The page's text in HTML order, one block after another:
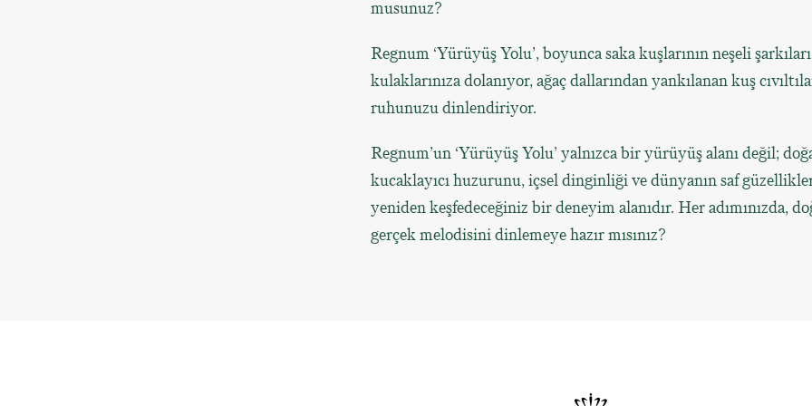
musunuz?
Regnum ‘Yürüyüş Yolu’, boyunca saka kuşlarının neşeli şarkıları
kulaklarınıza dolanıyor, ağaç dallarından yankılanan kuş
ruhunuzu dinlendiriyor.
Regnum’un ‘Yürüyüş Yolu’ yalnızca bir yürüyüş alanı değil;
kucaklayıcı huzurunu, içsel dinginliği ve dünyanın saf
yeniden keşfedeceğiniz bir deneyim alanıdır. Her adımınızda,
gerçek melodisini dinlemeye hazır mısınız?